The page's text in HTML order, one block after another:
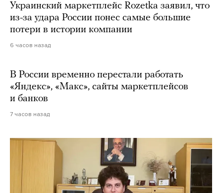
Украинский маркетплейс Rozetka заявил, что
из-за удара России понес самые большие
потери в истории компании
6 часов назад
В России временно перестали работать
«Яндекс», «Макс», сайты маркетплейсов
и банков
7 часов назад